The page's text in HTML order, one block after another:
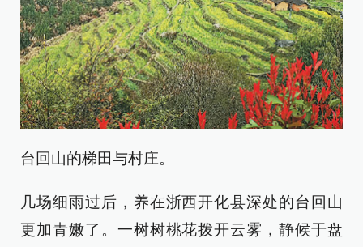
台回山的梯田与村庄。
几场细雨过后，养在浙西开化县深处的台回山
更加青嫩了。一树树桃花拨开云雾，静候于盘